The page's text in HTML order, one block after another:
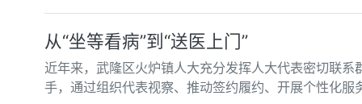
从“坐等看病”到“送医上门”
近年来，武隆区火炉镇人大充分发挥人大代表密切联系
手，通过组织代表视察、推动签约履约、开展个性化服